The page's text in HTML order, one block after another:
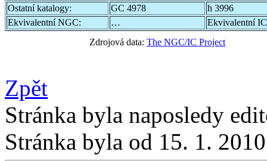
Ostatní katalogy:
GC 4978
h 3996
Ekvivalentní NGC:
…
Ekvivalentní
Zdrojová data: The NGC/IC Project
Zpět
Stránka byla naposledy
Stránka byla od 15. 1.